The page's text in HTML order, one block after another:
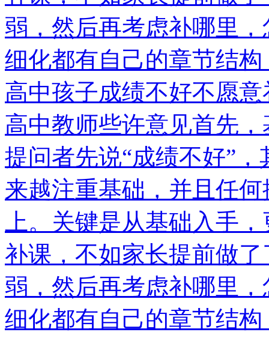
弱，然后再考虑补哪里
细化都有自己的章节结
高中孩子成绩不好不愿
高中教师些许意见首先
提问者先说“成绩不好”
来越注重基础，并且任
上。关键是从基础入手
补课，不如家长提前做
弱，然后再考虑补哪里
细化都有自己的章节结